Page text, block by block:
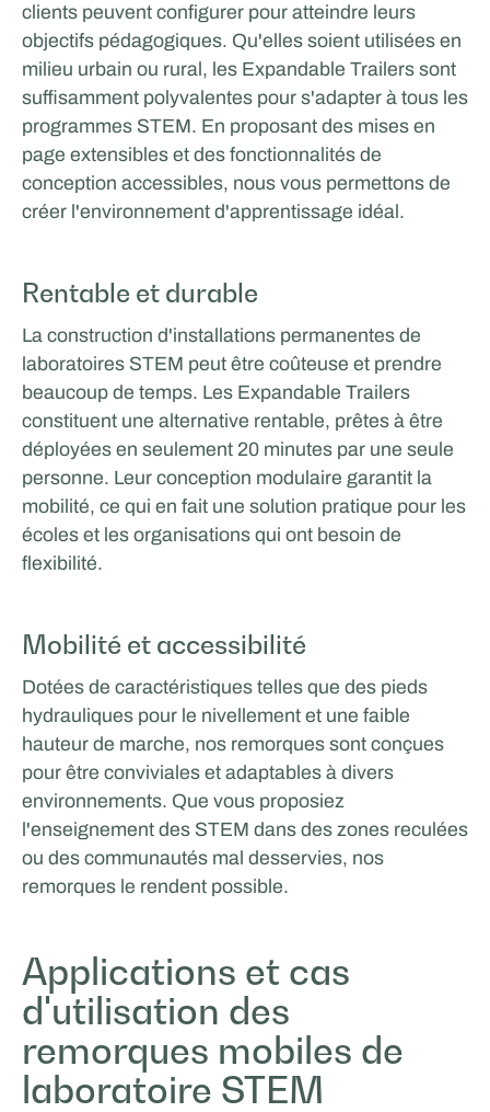
Eurotech Sports & Events
SOUTIEN AU CINÉMA ET À LA PRODUCTION
Facilities by ADF
Glenn van Straalen
clients peuvent configurer pour atteindre leurs
objectifs pédagogiques. Qu'elles soient utilisées en
milieu urbain ou rural, les Expandable Trailers sont
suffisamment polyvalentes pour s'adapter à tous les
programmes STEM. En proposant des mises en
page extensibles et des fonctionnalités de
conception accessibles, nous vous permettons de
créer l'environnement d'apprentissage idéal.
Rentable et durable
La construction d'installations permanentes de
laboratoires STEM peut être coûteuse et prendre
beaucoup de temps. Les Expandable Trailers
constituent une alternative rentable, prêtes à être
déployées en seulement 20 minutes par une seule
personne. Leur conception modulaire garantit la
mobilité, ce qui en fait une solution pratique pour les
écoles et les organisations qui ont besoin de
flexibilité.
Mobilité et accessibilité
Dotées de caractéristiques telles que des pieds
hydrauliques pour le nivellement et une faible
hauteur de marche, nos remorques sont conçues
pour être conviviales et adaptables à divers
environnements. Que vous proposiez
l'enseignement des STEM dans des zones reculées
ou des communautés mal desservies, nos
remorques le rendent possible.
Applications et cas
d'utilisation des
remorques mobiles de
laboratoire STEM